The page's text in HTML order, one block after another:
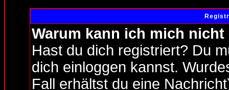
Warum kann ich mich
Hast du dich registriert? Du
dich einloggen kannst.
Fall erhältst du eine